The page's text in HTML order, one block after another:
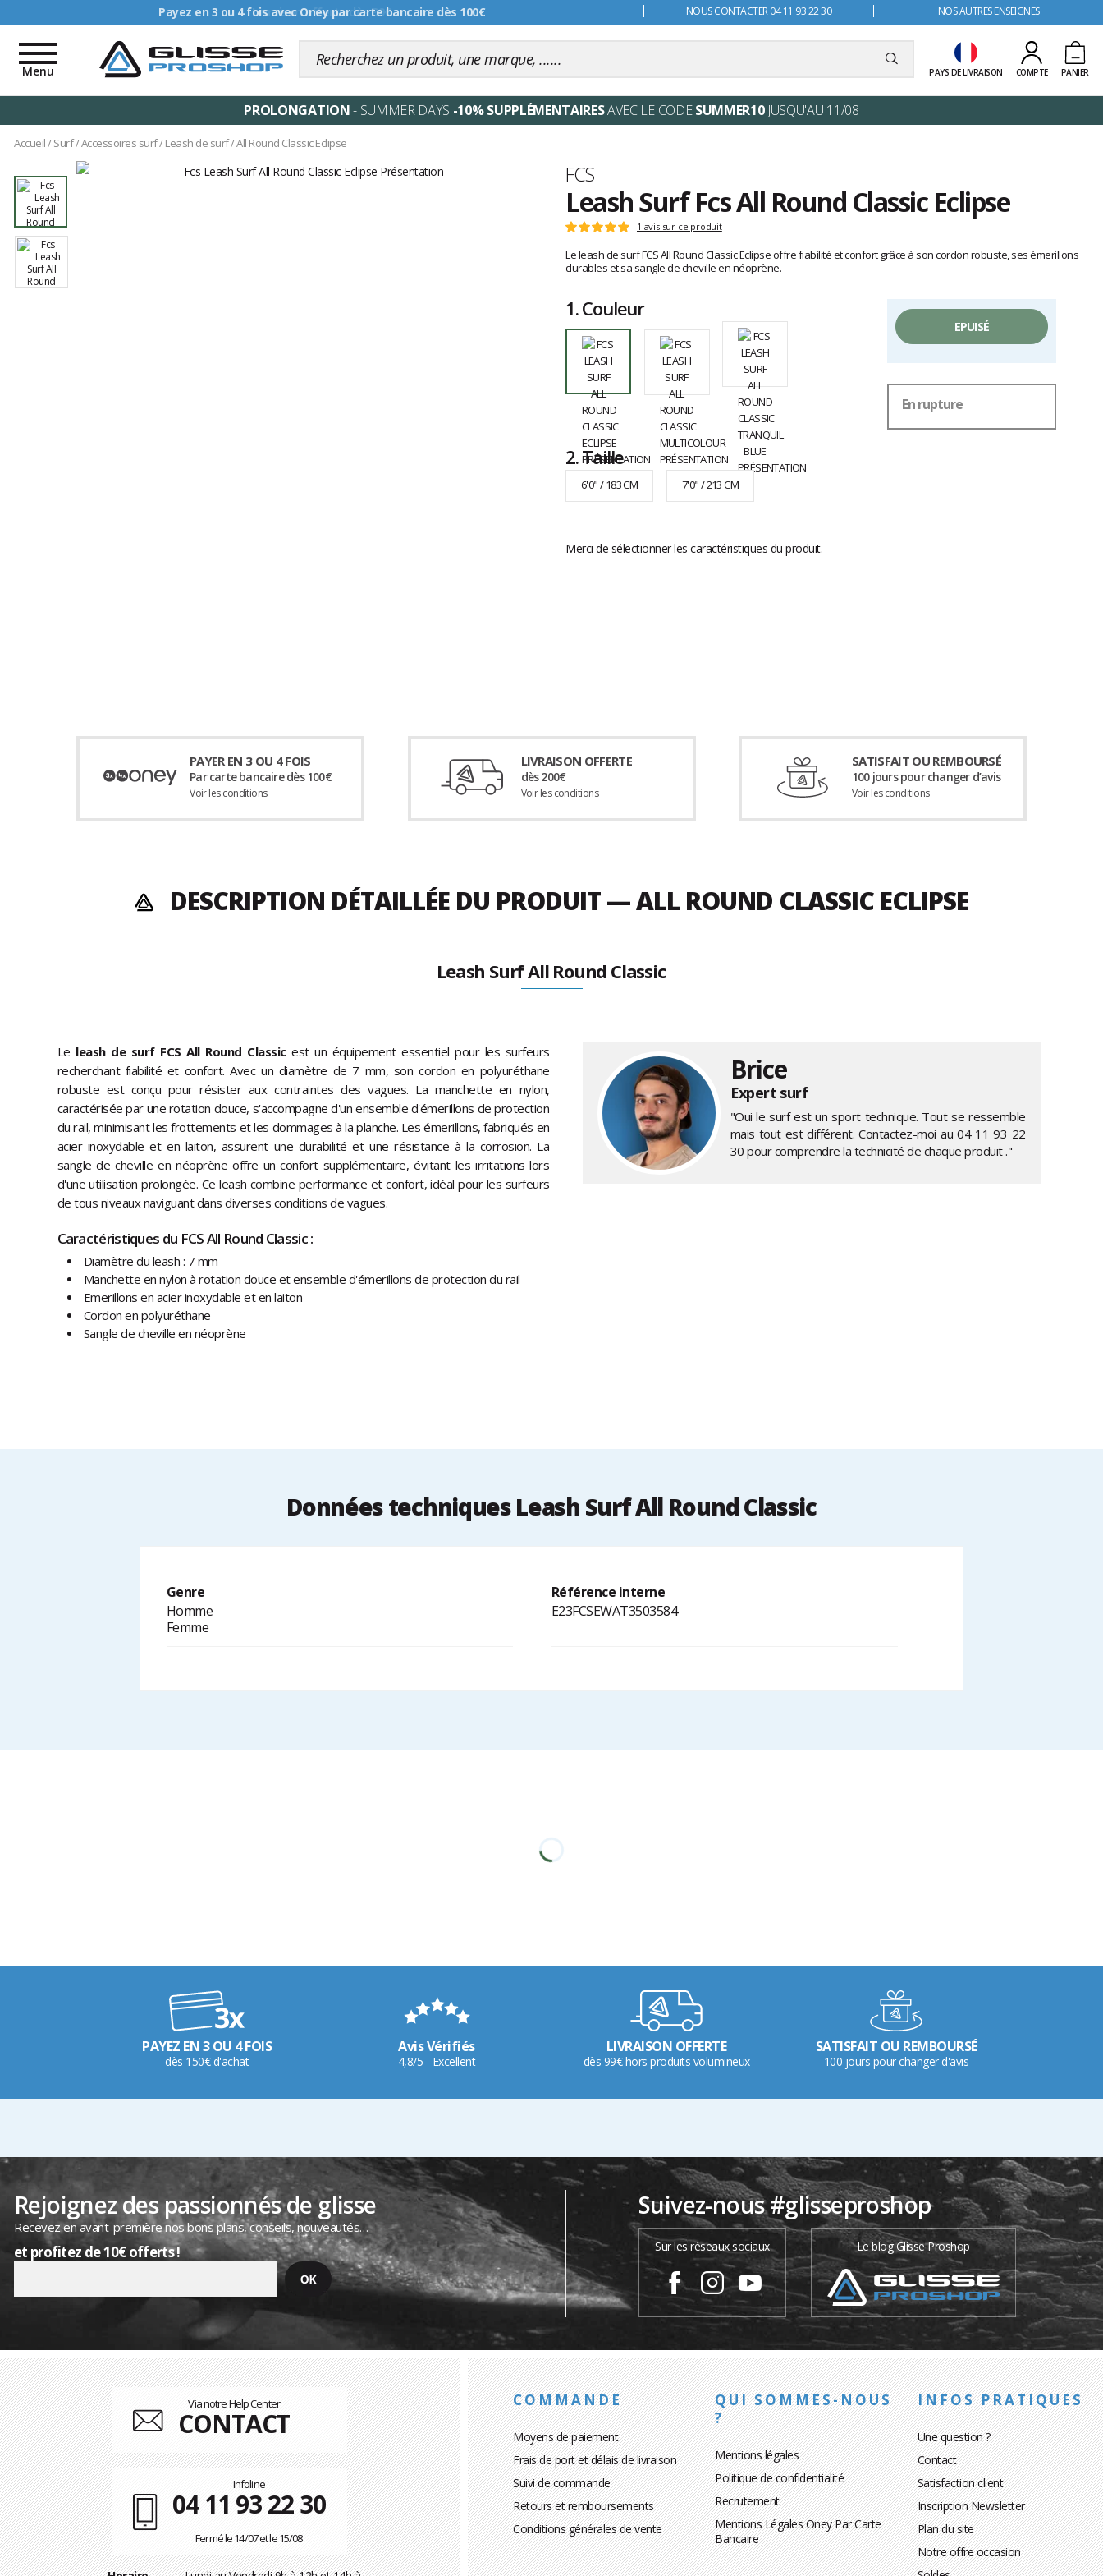
Livraison offerte dès 99€ NOUS CONTACTER 04 11 93 22 30 NOS AUTRES ENSEIGNES
PAYS DE LIVRAISON COMPTE PANIER
Toggle
navigation
Menu
PROLONGATION- SUMMER DAYS -10% SUPPLÉMENTAIRESAVEC LE CODESUMMER10JUSQU'AU 11/08
Accueil/Surf/Accessoires surf/Leash de surf/All Round Classic Eclipse
Marque
FCS
Leash Surf Fcs All Round Classic Eclipse
Les
clients
Note
:
5
sur
1 avis sur ce produit
Le leash de surf FCS All Round Classic Eclipse offre fiabilité et confort grâce à son cordon robuste, ses émerillons
durables et sa sangle de cheville en néoprène.
1.Couleur
2.Taille
6'0" / 183 CM 7'0" / 213 CM
Merci de sélectionner les caractéristiques du produit.
EPUISÉ
En rupture
PAYER EN 3 OU 4 FOIS
Par carte bancaire dès 100€
Voir les conditions
LIVRAISON OFFERTE
dès 200€
Voir les conditions
SATISFAIT OU REMBOURSÉ
100 jours pour changer d’avis
Voir les conditions
DESCRIPTION DÉTAILLÉE DU PRODUIT — ALL ROUND CLASSIC ECLIPSE
Leash Surf All Round Classic
Le leash de surf FCS All Round Classicest un équipement essentiel pour les surfeurs
recherchant fiabilité et confort. Avec un diamètre de 7 mm, son cordon en polyuréthane
robuste est conçu pour résister aux contraintes des vagues. La manchette en nylon,
caractérisée par une rotation douce, s'accompagne d'un ensemble d'émerillons de protection
du rail, minimisant les frottements et les dommages à la planche. Les émerillons, fabriqués en
acier inoxydable et en laiton, assurent une durabilité et une résistance à la corrosion. La
sangle de cheville en néoprène offre un confort supplémentaire, évitant les irritations lors
d'une utilisation prolongée. Ce leash combine performance et confort, idéal pour les surfeurs
de tous niveaux naviguant dans diverses conditions de vagues.
Caractéristiques du FCS All Round Classic :
Diamètre du leash : 7 mm
Manchette en nylon à rotation douce et ensemble d'émerillons de protection du rail
Emerillons en acier inoxydable et en laiton
Cordon en polyuréthane
Sangle de cheville en néoprène
Brice
Expert surf
"Oui le surf est un sport technique. Tout se ressemble
mais tout est différent. Contactez-moi au04 11 93 22
30 pour comprendre la technicité de chaque produit ."
Données techniques Leash Surf All Round Classic
Genre
Homme
Femme
Référence interne
E23FCSEWAT3503584
PAYEZ EN 3 OU 4 FOIS
dès 150€ d'achat
Avis Vérifiés
4,8/5 - Excellent
LIVRAISON OFFERTE
dès 99€ hors produits volumineux
SATISFAIT OU REMBOURSÉ
100 jours pour changer d'avis
Rejoignez des passionnés de glisse
Recevez en avant-première nos bons plans, conseils, nouveautés…
et profitez de 10€ offerts !
Suivez-nous #glisseproshop
Sur les réseaux sociaux Le blog Glisse Proshop
Via notre Help Center
CONTACT
Infoline
04 11 93 22 30
Fermé le 14/07 et le 15/08
COMMANDE
Moyens de paiement
Frais de port et délais de livraison
Suivi de commande
Retours et remboursements
Conditions générales de vente
QUI SOMMES-NOUS
?
Mentions légales
Politique de confidentialité
Recrutement
Mentions Légales Oney Par Carte
Bancaire
INFOS PRATIQUES
Une question ?
Contact
Satisfaction client
Inscription Newsletter
Plan du site
Notre offre occasion